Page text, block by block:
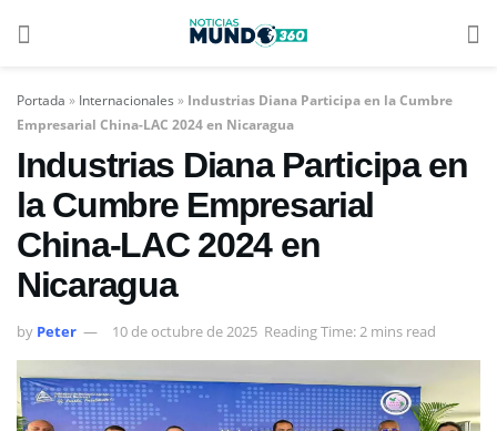
Portada » Internacionales » Industrias Diana Participa en la Cumbre
Empresarial China-LAC 2024 en Nicaragua
Industrias Diana Participa en
la Cumbre Empresarial
China-LAC 2024 en
Nicaragua
by Peter 10 de octubre de 2025 Reading Time: 2 mins read